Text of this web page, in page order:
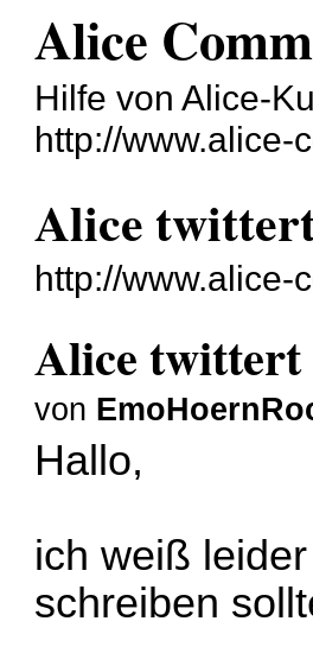
Alice
Hilfe von Alice-
http://www.alice-
Alice
http://www.alice-
Alice twittert
von
Hallo,
ich weiß
schreiben